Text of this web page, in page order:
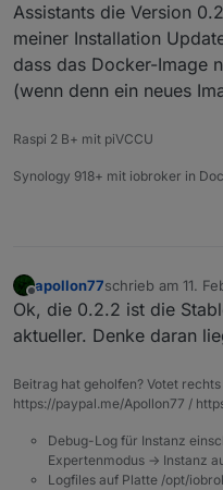
Assistants die Version
meiner Installation
dass das Docker-Image
(wenn denn ein neues
Raspi 2 B+ mit piVCCU
Synology 918+ mit iobroker in
Offline
apollon77schrieb am 11.
zuletzt editiert
Ok, die 0.2.2 ist die
aktueller. Denke daran
Beitrag hat geholfen? Votet
https://paypal.me/Apollon77 /
Debug-Log für Instanz
Expertenmodus -> Instanz
Logfiles auf Platte /opt/